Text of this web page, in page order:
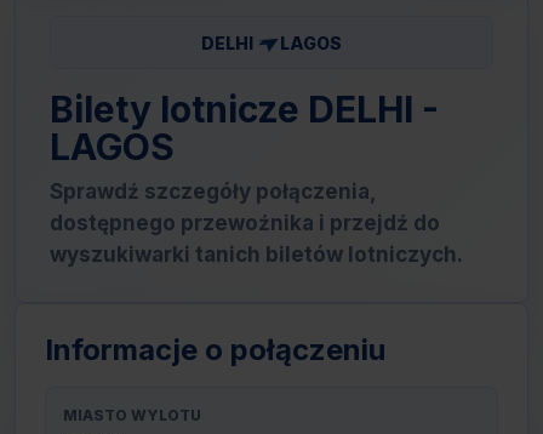
DELHI LAGOS
Bilety lotnicze DELHI -
LAGOS
Sprawdź szczegóły połączenia,
dostępnego przewoźnika i przejdź do
wyszukiwarki tanich biletów lotniczych.
Informacje o połączeniu
MIASTO WYLOTU